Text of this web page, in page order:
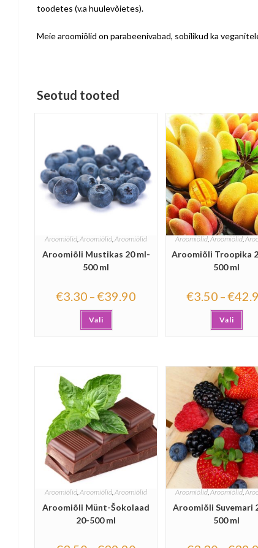
toodetes (v.a huulevõietes).
Meie aroomiõlid on parabeenivabad, sobilikud ka
Seotud tooted
Aroomiõlid ,Aroomiõlid ,Aroomiõlid
Aroomiõli Mustikas 20 ml-
500 ml
€3.30 –€39.90
Vali
Aroomiõlid ,Aroomiõlid ,
Aroomiõli Troopika
500 ml
€3.50 –€
Vali
Aroomiõlid ,Aroomiõlid ,Aroomiõlid
Aroomiõli Münt-Šokolaad
20-500 ml
Aroomiõlid,Aroomiõlid,
Aroomiõli Suvemari
500 ml